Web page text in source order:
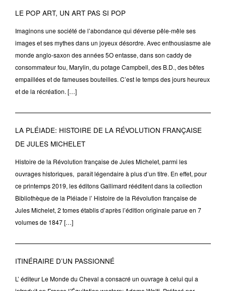
LE POP ART, UN ART PAS SI POP
Imaginons une société de l’abondance qui déverse pêle-mêle ses
images et ses mythes dans un joyeux désordre. Avec enthousiasme ale
monde anglo-saxon des années 5O entasse, dans son caddy de
consommateur fou, Marylin, du potage Campbell, des B.D., des bêtes
empaillées et de fameuses bouteilles. C’est le temps des jours heureux
et de la récréation. […]
LA PLÉIADE: HISTOIRE DE LA RÉVOLUTION FRANÇAISE
DE JULES MICHELET
Histoire de la Révolution française de Jules Michelet, parmi les
ouvrages historiques, paraît légendaire à plus d’un titre. En effet, pour
ce printemps 2019, les éditons Gallimard rééditent dans la collection
Bibliothèque de la Pléiade l’ Histoire de la Révolution française de
Jules Michelet, 2 tomes établis d’après l’édition originale parue en 7
volumes de 1847 […]
ITINÉRAIRE D’UN PASSIONNÉ
L’ éditeur Le Monde du Cheval a consacré un ouvrage à celui qui a